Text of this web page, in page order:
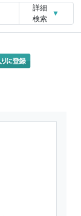
詳細
検索
▼